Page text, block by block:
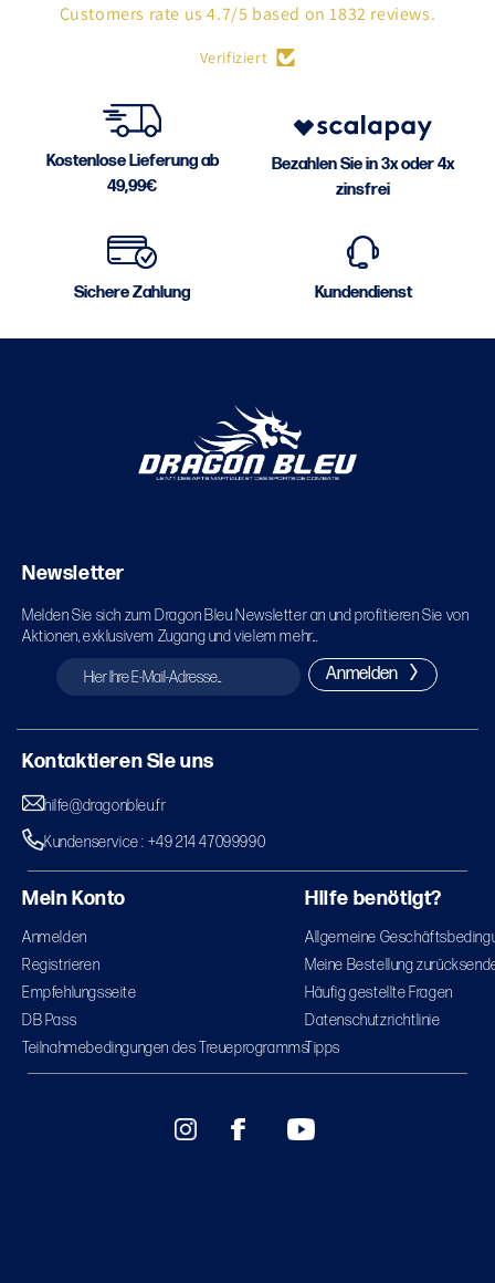
Customers rate us 4.7/5 based on 1832 reviews.
Verifiziert
Kostenlose Lieferung ab
49,99€
Bezahlen Sie in 3x oder 4x
zinsfrei
Sichere Zahlung Kundendienst
Newsletter
Melden Sie sich zum Dragon Bleu Newsletter an und profitieren Sie von
Aktionen, exklusivem Zugang und vielem mehr...
Anmelden
Kontaktieren Sie uns
hilfe@dragonbleu.fr
Kundenservice : +49 214 47099990
Mein Konto
Anmelden
Registrieren
Empfehlungsseite
DB Pass
Teilnahmebedingungen des Treueprogramms
Hilfe benötigt?
Allgemeine
Meine Bestellung
Häufig gestellte Fragen
Datenschutzrichtlinie
Tipps